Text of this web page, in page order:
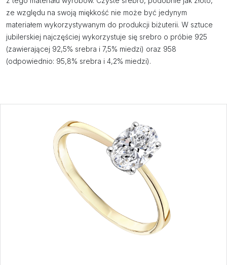
ze względu na swoją miękkość nie może być jedynym
materiałem wykorzystywanym do produkcji biżuterii. W sztuce
jubilerskiej najczęściej wykorzystuje się srebro o próbie 925
(zawierającej 92,5% srebra i 7,5% miedzi) oraz 958
(odpowiednio: 95,8% srebra i 4,2% miedzi).